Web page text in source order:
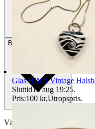
Betalning Via Tradera
Välj till köparskydd
Glas Hjärta Vintage
Sluttid10 aug 19:25.
Pris:100 kr,Utropspris.